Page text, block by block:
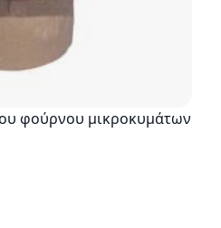
φούρνου μικροκυμάτων